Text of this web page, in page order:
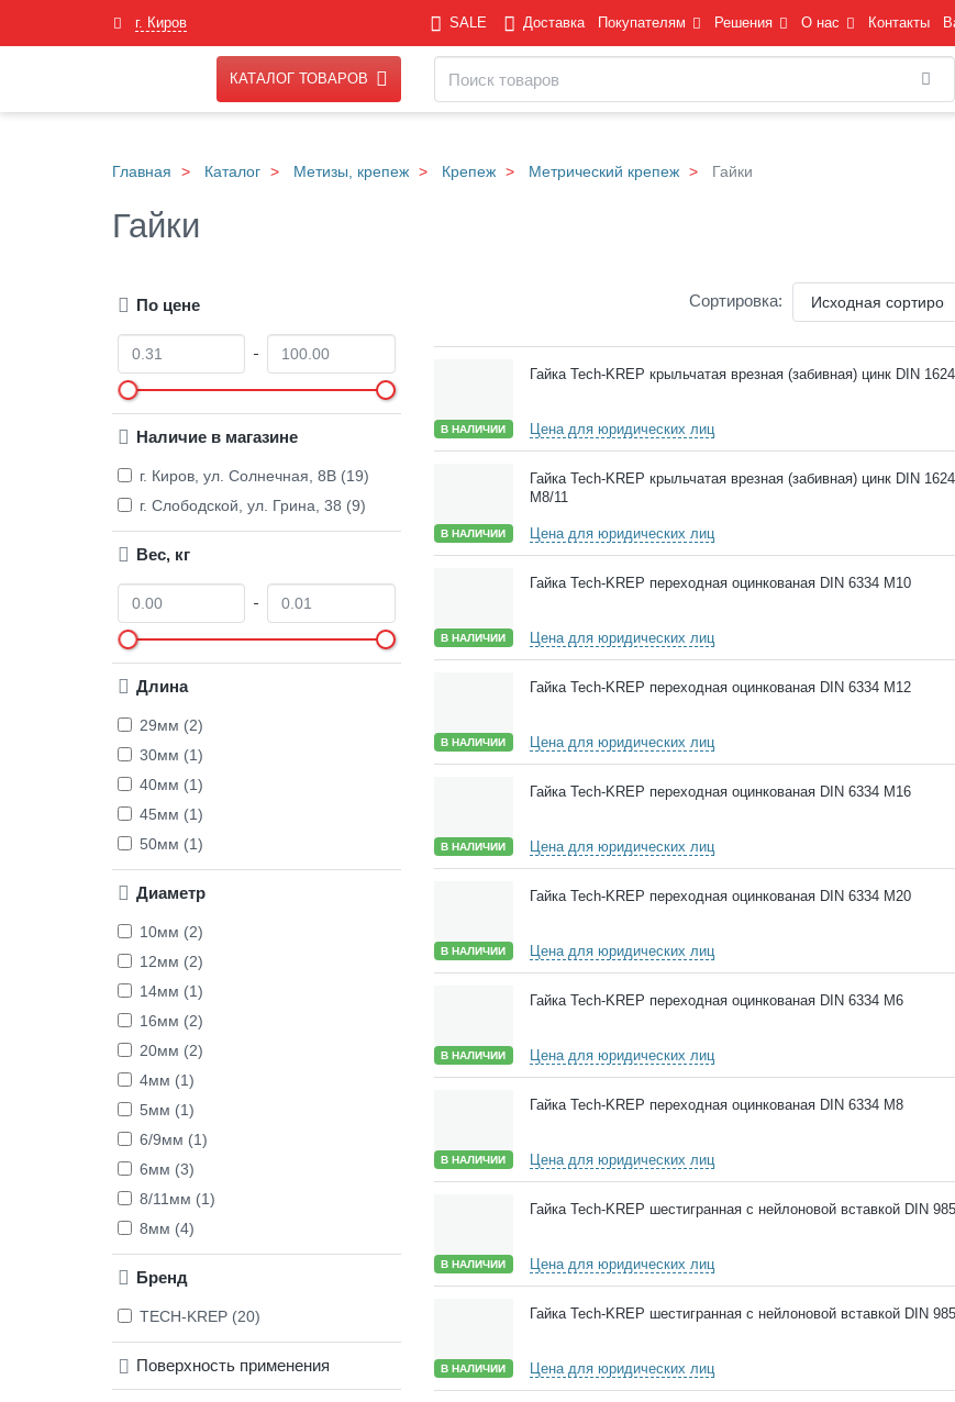
г. Киров SALE Доставка Покупателям Решения О нас Контакты
КАТАЛОГ ТОВАРОВ
Главная Каталог Метизы, крепеж Крепеж Метрический крепеж Гайки
Гайки
Сортировка:
В НАЛИЧИИ
Гайка Tech-KREP крыльчатая врезная (забивная) цинк DIN
Цена для юридических лиц
В НАЛИЧИИ
Гайка Tech-KREP крыльчатая врезная (забивная) цинк DIN 1624
М8/11
Цена для юридических лиц
В НАЛИЧИИ
Гайка Tech-KREP переходная оцинкованая DIN 6334 М10
Цена для юридических лиц
В НАЛИЧИИ
Гайка Tech-KREP переходная оцинкованая DIN 6334 М12
Цена для юридических лиц
В НАЛИЧИИ
Гайка Tech-KREP переходная оцинкованая DIN 6334 М16
Цена для юридических лиц
В НАЛИЧИИ
Гайка Tech-KREP переходная оцинкованая DIN 6334 М20
Цена для юридических лиц
В НАЛИЧИИ
Гайка Tech-KREP переходная оцинкованая DIN 6334 М6
Цена для юридических лиц
В НАЛИЧИИ
Гайка Tech-KREP переходная оцинкованая DIN 6334 М8
Цена для юридических лиц
В НАЛИЧИИ
Гайка Tech-KREP шестигранная с нейлоновой вставкой DIN
Цена для юридических лиц
В НАЛИЧИИ
Гайка Tech-KREP шестигранная с нейлоновой вставкой DIN
Цена для юридических лиц
По цене
Наличие в магазине
г. Киров, ул. Солнечная, 8В (19)
г. Слободской, ул. Грина, 38 (9)
Вес, кг
Длина
29мм (2)
30мм (1)
40мм (1)
45мм (1)
50мм (1)
Диаметр
10мм (2)
12мм (2)
14мм (1)
16мм (2)
20мм (2)
4мм (1)
5мм (1)
6/9мм (1)
6мм (3)
8/11мм (1)
8мм (4)
Бренд
TECH-KREP (20)
Поверхность применения